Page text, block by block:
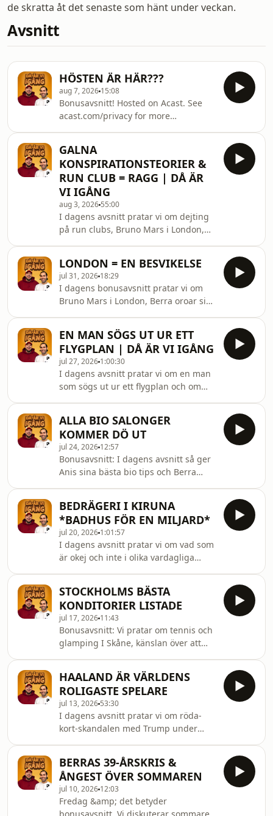
de skratta åt det senaste som hänt under veckan.
Avsnitt
HÖSTEN ÄR HÄR???
aug 7, 2026 15:08
Bonusavsnitt! Hosted on Acast. See
acast.com/privacy for more
GALNA
KONSPIRATIONSTEORIER &
RUN CLUB = RAGG | DÅ ÄR
VI IGÅNG
aug 3, 2026 55:00
I dagens avsnitt pratar vi om dejting
på run clubs, Bruno Mars i London,
acast.com/privacy for more
information.
LONDON = EN BESVIKELSE
jul 31, 2026 18:29
I dagens bonusavsnitt pratar vi om
Bruno Mars i London, Berra oroar sig
och mycket mer! Hosted on Acast. See
acast.com/privacy for more
information.
EN MAN SÖGS UT UR ETT
FLYGPLAN | DÅ ÄR VI IGÅNG
jul 27, 2026 1:00:30
I dagens avsnitt pratar vi om en man
som sögs ut ur ett flygplan och om
acast.com/privacy for more
information.
ALLA BIO SALONGER
KOMMER DÖ UT
jul 24, 2026 12:57
Bonusavsnitt: I dagens avsnitt så ger
Anis sina bästa bio tips och Berra
bästa kaffe och äta Sveriges bästa
giffel. Hosted on Acast. See
acast.com/privacy for more
information.
BEDRÄGERI I KIRUNA
*BADHUS FÖR EN MILJARD*
jul 20, 2026 1:01:57
I dagens avsnitt pratar vi om vad som
är okej och inte i olika vardagliga
pratar om badhuset i Kiruna. Hosted
on Acast. See acast.com/privacy for
more information.
STOCKHOLMS BÄSTA
KONDITORIER LISTADE
jul 17, 2026 11:43
Bonusavsnitt: Vi pratar om tennis och
glamping I Skåne, känslan över att
listar Stockholms bästa konditorier.
Hosted on Acast. See
acast.com/privacy for more
information.
HAALAND ÄR VÄRLDENS
ROLIGASTE SPELARE
jul 13, 2026 53:30
I dagens avsnitt pratar vi om röda-
kort-skandalen med Trump under
Anis cykelberoende. Sist men inte
minst: Pest eller kolera.&nbsp; Hosted
on Acast. See acast.com/privacy for
more information.
BERRAS 39-ÅRSKRIS &
ÅNGEST ÖVER SOMMAREN
jul 10, 2026 12:03
Fredag &amp; det betyder